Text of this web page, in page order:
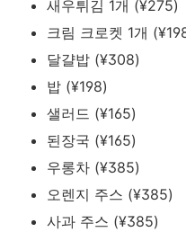
새우튀김 1개 (¥275)
크림 크로켓 1개
달걀밥 (¥308)
밥 (¥198)
샐러드 (¥165)
된장국 (¥165)
우롱차 (¥385)
오렌지 주스 (¥385)
사과 주스 (¥385)